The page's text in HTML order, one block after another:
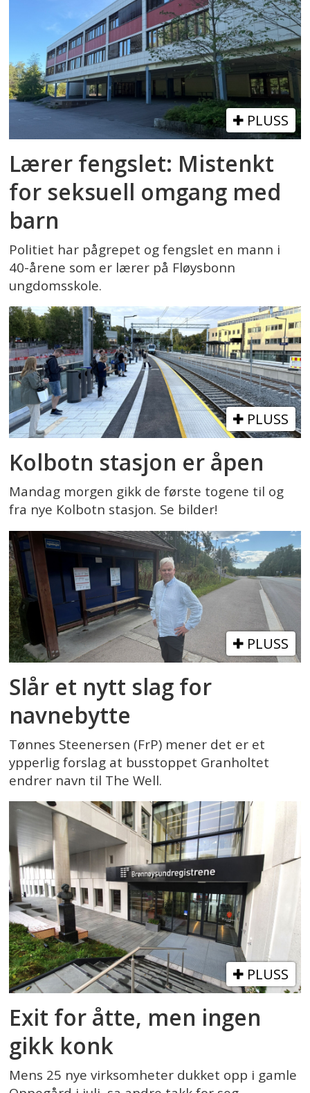
PLUSS
Lærer fengslet: Mistenkt
for seksuell omgang med
barn
Politiet har pågrepet og fengslet en mann i
40-årene som er lærer på Fløysbonn
ungdomsskole.
PLUSS
Kolbotn stasjon er åpen
Mandag morgen gikk de første togene til og
fra nye Kolbotn stasjon. Se bilder!
PLUSS
Slår et nytt slag for
navnebytte
Tønnes Steenersen (FrP) mener det er et
ypperlig forslag at busstoppet Granholtet
endrer navn til The Well.
PLUSS
Exit for åtte, men ingen
gikk konk
Mens 25 nye virksomheter dukket opp i gamle